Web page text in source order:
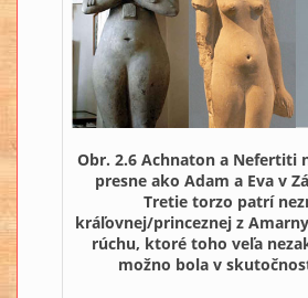
Obr. 2.6 Achnaton a Nefertiti
presne ako Adam a Eva v
Tretie torzo patrí
kráľovnej/princeznej z
rúchu, ktoré toho veľa
možno bola v